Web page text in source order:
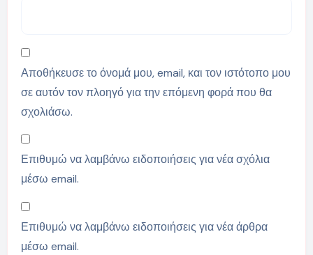
Αποθήκευσε το όνομά μου, email, και τον ιστότοπο μου
σε αυτόν τον πλοηγό για την επόμενη φορά που θα
σχολιάσω.
Επιθυμώ να λαμβάνω ειδοποιήσεις για νέα σχόλια
μέσω email.
Επιθυμώ να λαμβάνω ειδοποιήσεις για νέα άρθρα
μέσω email.